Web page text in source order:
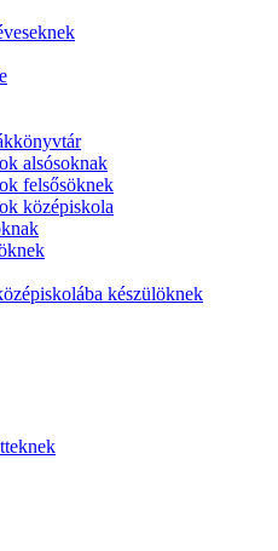
alsósoknak
felsősöknek
középiskola
készülöknek